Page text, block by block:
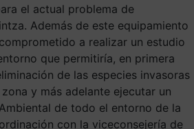
el actual problema de
Además de este equipamiento
a realizar un estudio
que permitiría, en primera
de las especies invasoras
y más adelante ejecutar un
de todo el entorno de la
con la viceconsejería de